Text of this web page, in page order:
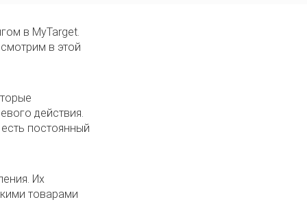
в MyTarget.
в этой
действия.
постоянный
Их
товарами